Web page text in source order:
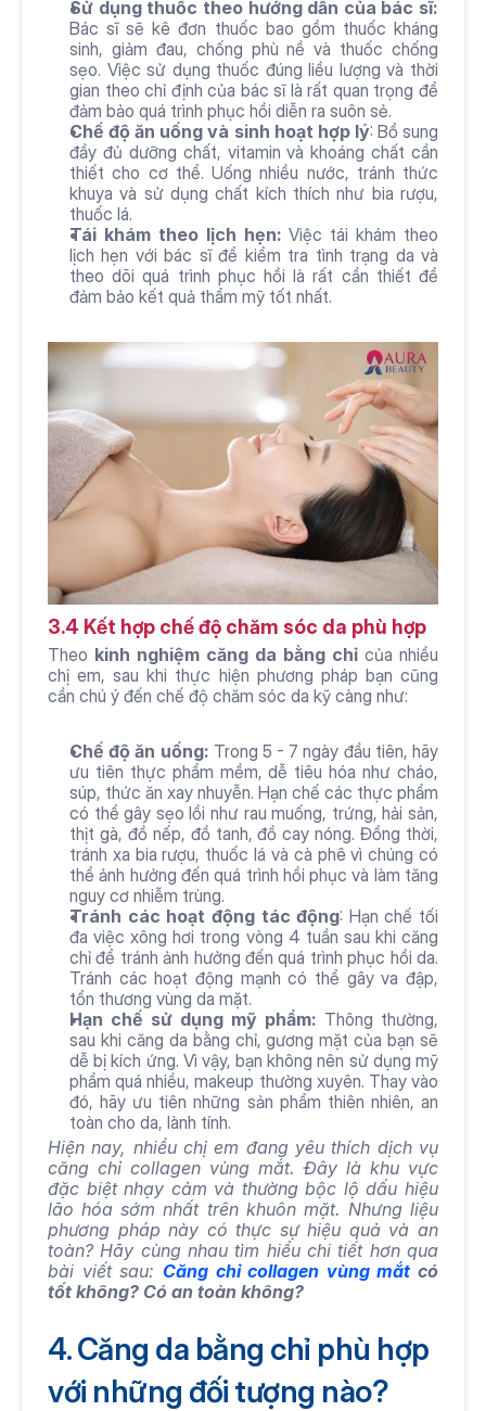
Sử dụng thuốc theo hướng dẫn của bác sĩ:
Bác sĩ sẽ kê đơn thuốc bao gồm thuốc kháng
sinh, giảm đau, chống phù nề và thuốc chống
sẹo. Việc sử dụng thuốc đúng liều lượng và thời
gian theo chỉ định của bác sĩ là rất quan trọng để
đảm bảo quá trình phục hồi diễn ra suôn sẻ.
Chế độ ăn uống và sinh hoạt hợp lý: Bổ sung
đầy đủ dưỡng chất, vitamin và khoáng chất cần
thiết cho cơ thể. Uống nhiều nước, tránh thức
khuya và sử dụng chất kích thích như bia rượu,
thuốc lá.
Tái khám theo lịch hẹn: Việc tái khám theo
lịch hẹn với bác sĩ để kiểm tra tình trạng da và
theo dõi quá trình phục hồi là rất cần thiết để
đảm bảo kết quả thẩm mỹ tốt nhất.
3.4 Kết hợp chế độ chăm sóc da phù hợp
Theo kinh nghiệm căng da bằng chỉ của nhiều
chị em, sau khi thực hiện phương pháp bạn cũng
cần chú ý đến chế độ chăm sóc da kỹ càng như:
Chế độ ăn uống: Trong 5 - 7 ngày đầu tiên, hãy
ưu tiên thực phẩm mềm, dễ tiêu hóa như cháo,
súp, thức ăn xay nhuyễn. Hạn chế các thực phẩm
có thể gây sẹo lồi như rau muống, trứng, hải sản,
thịt gà, đồ nếp, đồ tanh, đồ cay nóng. Đồng thời,
tránh xa bia rượu, thuốc lá và cà phê vì chúng có
thể ảnh hưởng đến quá trình hồi phục và làm tăng
nguy cơ nhiễm trùng.
Tránh các hoạt động tác động: Hạn chế tối
đa việc xông hơi trong vòng 4 tuần sau khi căng
chỉ để tránh ảnh hưởng đến quá trình phục hồi da.
Tránh các hoạt động mạnh có thể gây va đập,
tổn thương vùng da mặt.
Hạn chế sử dụng mỹ phẩm: Thông thường,
sau khi căng da bằng chỉ, gương mặt của bạn sẽ
dễ bị kích ứng. Vì vậy, bạn không nên sử dụng mỹ
phẩm quá nhiều, makeup thường xuyên. Thay vào
đó, hãy ưu tiên những sản phẩm thiên nhiên, an
toàn cho da, lành tính.
Hiện nay, nhiều chị em đang yêu thích dịch vụ
căng chỉ collagen vùng mắt. Đây là khu vực
đặc biệt nhạy cảm và thường bộc lộ dấu hiệu
lão hóa sớm nhất trên khuôn mặt. Nhưng liệu
phương pháp này có thực sự hiệu quả và an
toàn? Hãy cùng nhau tìm hiểu chi tiết hơn qua
bài viết sau: Căng chỉ collagen vùng mắt có
tốt không? Có an toàn không?
4. Căng da bằng chỉ phù hợp
với những đối tượng nào?